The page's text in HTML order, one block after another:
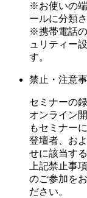
※お使いの
ールに分類
※携帯電話
ュリティー
す。
禁止・注意
セミナーの
オンライン
もセミナー
登壇者、お
せに該当す
上記禁止事
のご参加を
ださい。